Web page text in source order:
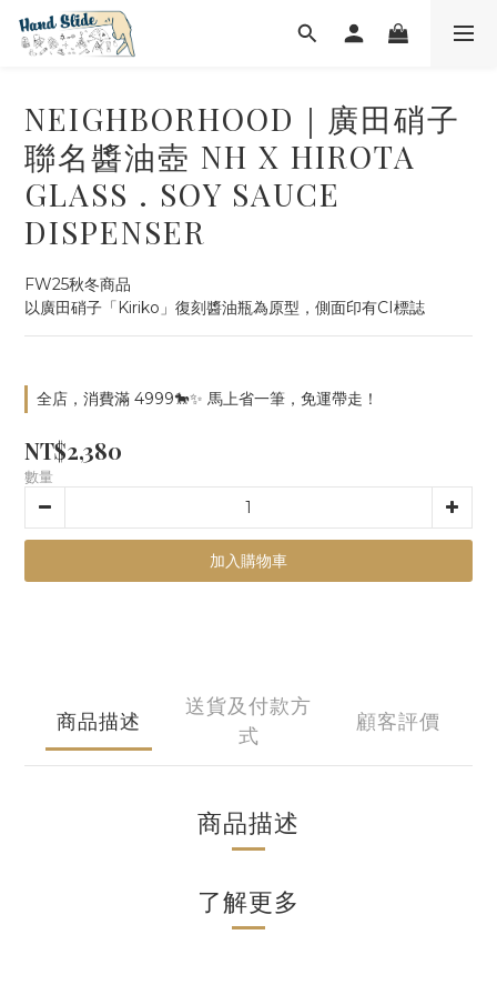
NEIGHBORHOOD｜廣田硝子
聯名醬油壺 NH X HIROTA
GLASS . SOY SAUCE
DISPENSER
FW25秋冬商品
以廣田硝子「Kiriko」復刻醬油瓶為原型，側面印有CI標誌
全店，消費滿 4999🐎✨ 馬上省一筆，免運帶走！
NT$2,380
數量
加入購物車
商品描述
送貨及付款方
式
顧客評價
商品描述
了解更多